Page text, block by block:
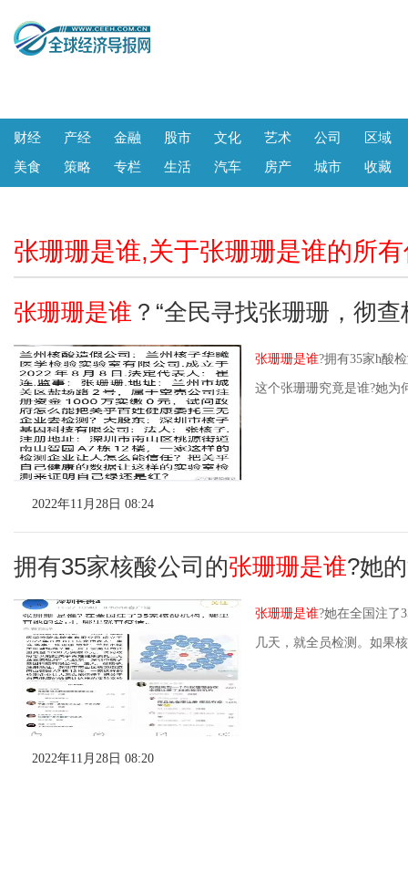
财经 产经 金融 股市 文化 艺术 公司
区域
美食
策略 专栏 生活 汽车 房产 城市 收藏
张珊珊是谁,关于张珊珊是谁的所
张珊珊是谁 ？“全民寻找张珊珊，彻
张珊珊是谁?拥有35家h酸
这个张珊珊究竟是谁?她为
2022年11月28日 08:24
拥有35家核酸公司的张珊珊是谁?她
张珊珊是谁?她在全国注了
几天，就全员检测。如果
2022年11月28日 08:20